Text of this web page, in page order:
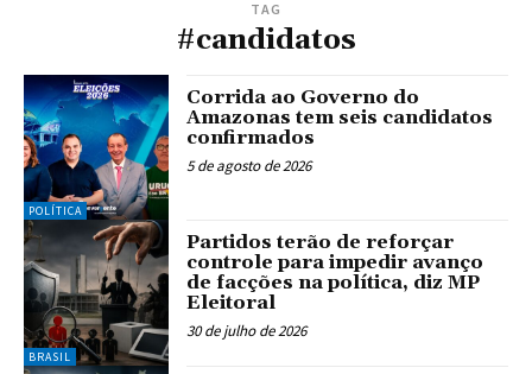
TAG
#candidatos
POLÍTICA
Corrida ao Governo do
Amazonas tem seis candidatos
confirmados
5 de agosto de 2026
BRASIL
Partidos terão de reforçar
controle para impedir avanço
de facções na política, diz MP
Eleitoral
30 de julho de 2026